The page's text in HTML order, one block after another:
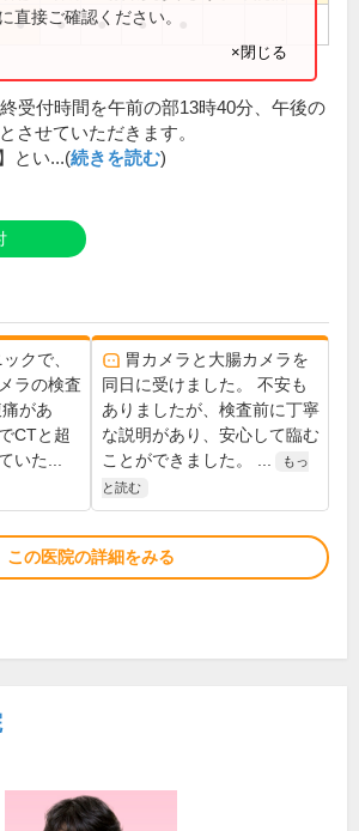
● ● ● ●
直接ご確認ください。
×閉じる
受付時間を午前の部13時40分、午後の
させていただきます。
とい...(続きを読む)
クで、
ラの検査
があ
CTと超
いた...
胃カメラと大腸カメラを
同日に受けました。 不安も
ありましたが、検査前に丁寧
な説明があり、安心して臨む
ことができました。 ...
もっ
と読む
この医院の詳細をみる